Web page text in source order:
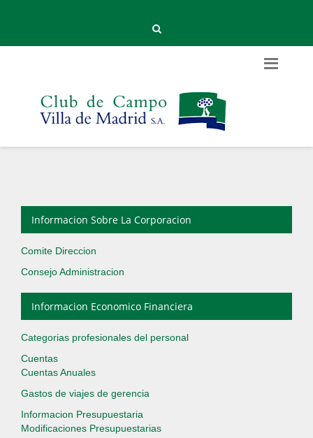
Informacion Sobre La Corporacion
Comite Direccion
Consejo Administracion
Informacion Economico Financiera
Categorias profesionales del personal
Cuentas
Cuentas Anuales
Gastos de viajes de gerencia
Informacion Presupuestaria
Modificaciones Presupuestarias